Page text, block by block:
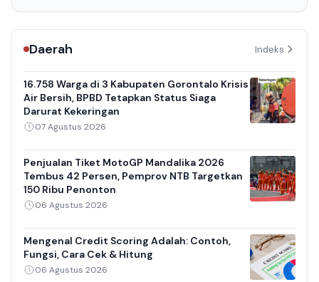
Daerah Indeks
16.758 Warga di 3 Kabupaten Gorontalo Krisis
Air Bersih, BPBD Tetapkan Status Siaga
Darurat Kekeringan
07 Agustus 2026
Penjualan Tiket MotoGP Mandalika 2026
Tembus 42 Persen, Pemprov NTB Targetkan
150 Ribu Penonton
06 Agustus 2026
Mengenal Credit Scoring Adalah: Contoh,
Fungsi, Cara Cek & Hitung
06 Agustus 2026